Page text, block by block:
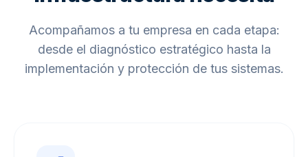
Acompañamos a tu empresa en cada etapa:
desde el diagnóstico estratégico hasta la
implementación y protección de tus sistemas.